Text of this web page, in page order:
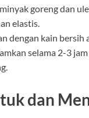
goreng dan
elastis.
dengan kain bersih
selama 2-3
dan